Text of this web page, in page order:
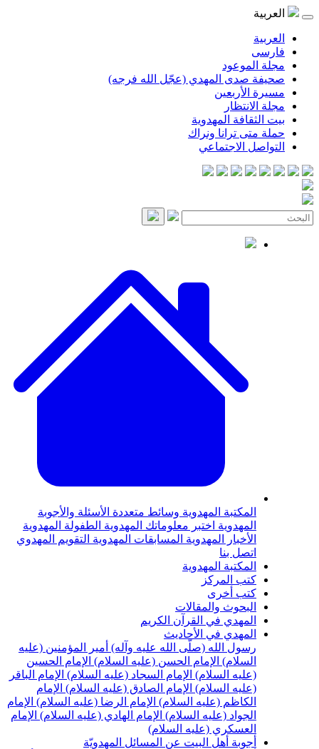
المهدي (عجّل الله فرجه)
المهدوية
ترانا ونراك
الاجتماعي
المهدويةوسائط متعددةالأسئلة والأجوبة
اختبر معلوماتك المهدويةالطفولة المهدوية
المهدويةالمسابقات المهدويةالتقويم المهدوي
المهدوية
والمقالات
في القرآن الكريم
في الأحاديث
الله (صلّى الله عليه وآله) أمير المؤمنين (عليه
الإمام الحسن (عليه السلام) الإمام الحسين
الإمام السجاد (عليه السلام) الإمام الباقر
الإمام الصادق (عليه السلام) الإمام
(عليه السلام) الإمام الرضا (عليه السلام) الإمام
(عليه السلام) الإمام الهادي (عليه السلام) الإمام
(عليه السلام)
أهل البيت عن المسائل المهدويّة